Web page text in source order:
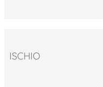
ISCHIO